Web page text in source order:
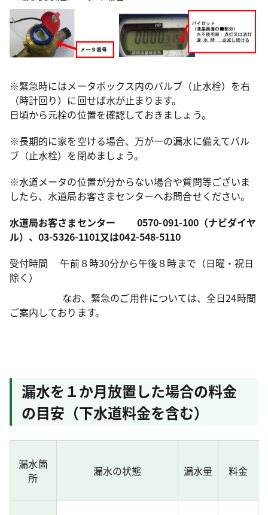
※緊急時にはメータボックス内のバルブ（止水栓）を右
（時計回り）に回せば水が止まります。
日頃から元栓の位置を確認しておきましょう。
※長期的に家を空ける場合、万が一の漏水に備えてバル
ブ（止水栓）を閉めましょう。
※水道メータの位置が分からない場合や質問等ございま
したら、水道局お客さまセンターへお問合せください。
水道局お客さまセンター0570-091-100 （ナビダイヤ
ル）、03-5326-1101又は042-548-5110
受付時間 午前８時30分から午後８時まで（日曜・祝日
除く）
なお、緊急のご用件については、全日24時間
ご案内しております。
漏水を１か月放置した場合の料金
の目安（下水道料金を含む）
漏水箇
所
漏水の状態 漏水量 料金